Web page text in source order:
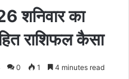
का
राशिफल कैसा
0 1 4 minutes read